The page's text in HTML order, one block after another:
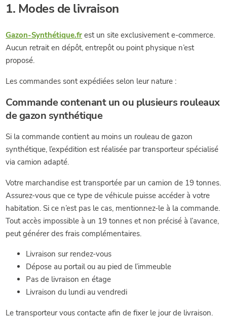
1. Modes de livraison
Gazon-Synthétique.fr est un site exclusivement e-commerce.
Aucun retrait en dépôt, entrepôt ou point physique n’est
proposé.
Les commandes sont expédiées selon leur nature :
Commande contenant un ou plusieurs rouleaux
de gazon synthétique
Si la commande contient au moins un rouleau de gazon
synthétique, l’expédition est réalisée par transporteur spécialisé
via camion adapté.
Votre marchandise est transportée par un camion de 19 tonnes.
Assurez-vous que ce type de véhicule puisse accéder à votre
habitation. Si ce n’est pas le cas, mentionnez-le à la commande.
Tout accès impossible à un 19 tonnes et non précisé à l’avance,
peut générer des frais complémentaires.
Livraison sur rendez-vous
Dépose au portail ou au pied de l’immeuble
Pas de livraison en étage
Livraison du lundi au vendredi
Le transporteur vous contacte afin de fixer le jour de livraison.